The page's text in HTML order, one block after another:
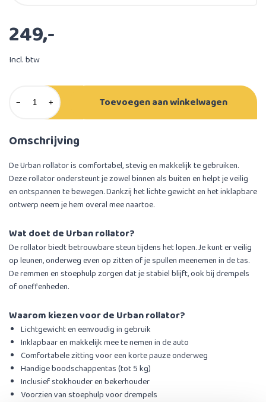
249,-
Incl. btw
− + Toevoegen aan winkelwagen
Omschrijving
De Urban rollator is comfortabel, stevig en makkelijk te gebruiken.
Deze rollator ondersteunt je zowel binnen als buiten en helpt je veilig
en ontspannen te bewegen. Dankzij het lichte gewicht en het inklapbare
ontwerp neem je hem overal mee naartoe.
Wat doet de Urban rollator?
De rollator biedt betrouwbare steun tijdens het lopen. Je kunt er veilig
op leunen, onderweg even op zitten of je spullen meenemen in de tas.
De remmen en stoephulp zorgen dat je stabiel blijft, ook bij drempels
of oneffenheden.
Waarom kiezen voor de Urban rollator?
Lichtgewicht en eenvoudig in gebruik
Inklapbaar en makkelijk mee te nemen in de auto
Comfortabele zitting voor een korte pauze onderweg
Handige boodschappentas (tot 5 kg)
Inclusief stokhouder en bekerhouder
Voorzien van stoephulp voor drempels